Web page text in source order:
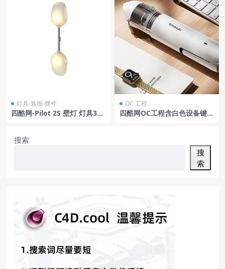
灯具-装饰-摆件
四酷网-Pilot 2S 壁灯 灯具3D
OC 工程
四酷网OC工程含白色设备键盘
搜索
搜
索